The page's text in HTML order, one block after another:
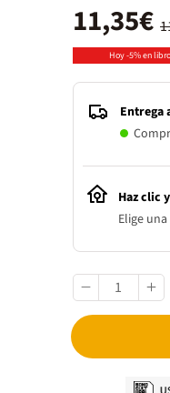
11,35€
Hoy -5% en
Entrega
Haz clic
Elige